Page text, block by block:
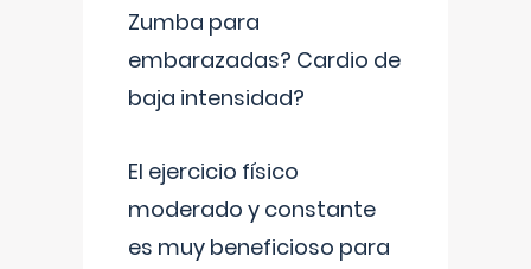
Zumba para
embarazadas? Cardio de
baja intensidad?
El ejercicio físico
moderado y constante
es muy beneficioso para